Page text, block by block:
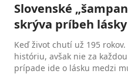
Slovenské
skrýva príbeh lásky
Keď život chutí už 195
históriu, avšak nie za
prípade ide o lásku medzi